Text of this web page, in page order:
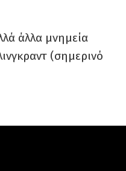
άλλα μνημεία
(σημερινό